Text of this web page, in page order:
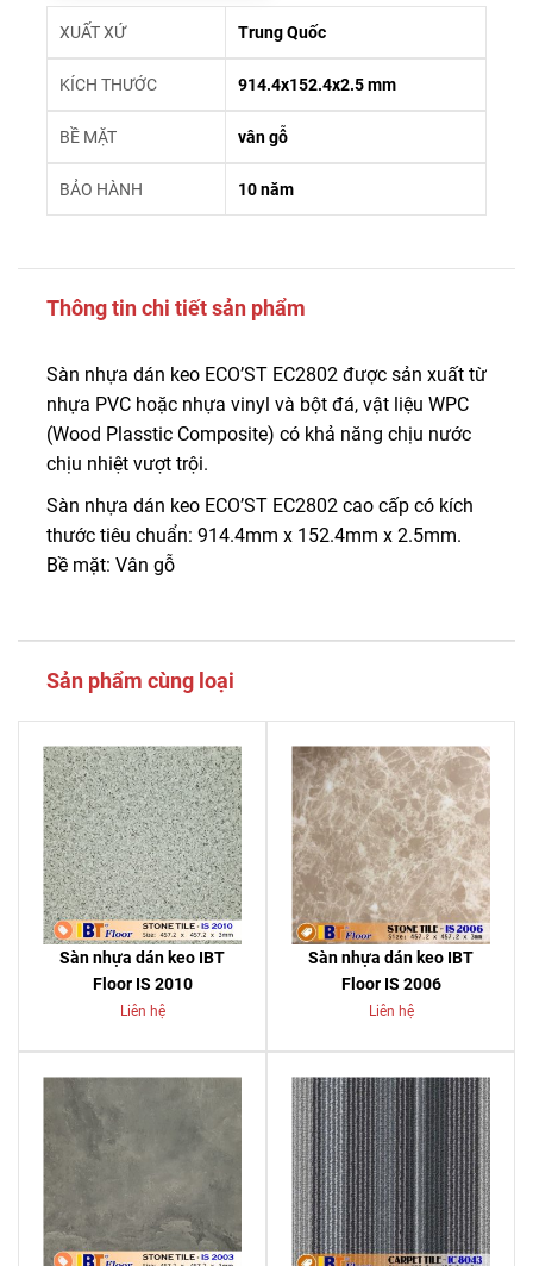
XUẤT XỨ Trung Quốc
KÍCH THƯỚC 914.4x152.4x2.5 mm
BỀ MẶT vân gỗ
BẢO HÀNH 10 năm
Thông tin chi tiết sản phẩm
Sàn nhựa dán keo ECO’ST EC2802 được sản xuất từ
nhựa PVC hoặc nhựa vinyl và bột đá, vật liệu WPC
(Wood Plasstic Composite) có khả năng chịu nước
chịu nhiệt vượt trội.
Sàn nhựa dán keo ECO’ST EC2802 cao cấp có kích
thước tiêu chuẩn: 914.4mm x 152.4mm x 2.5mm.
Bề mặt: Vân gỗ
Sản phẩm cùng loại
Sàn nhựa dán keo IBT
Floor IS 2010
Liên hệ
Sàn nhựa dán keo IBT
Floor IS 2006
Liên hệ